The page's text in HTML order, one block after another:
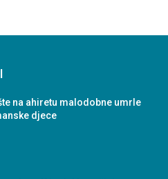
na ahiretu malodobne umrle
djece